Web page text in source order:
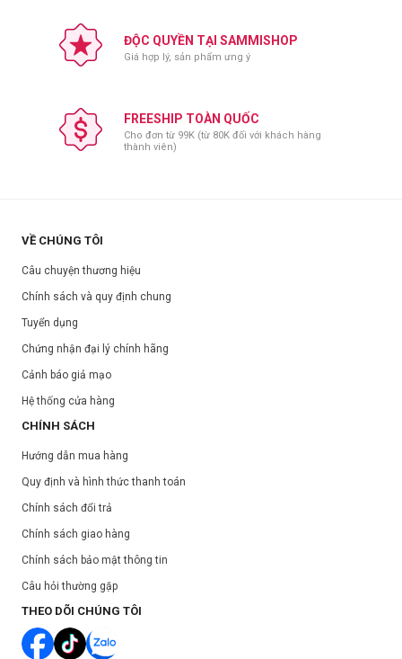
ĐỘC QUYỀN TẠI SAMMISHOP
Giá hợp lý, sản phẩm ưng ý
FREESHIP TOÀN QUỐC
Cho đơn từ 99K (từ 80K đối với khách hàng
thành viên)
VỀ CHÚNG TÔI
Câu chuyện thương hiệu
Chính sách và quy định chung
Tuyển dụng
Chứng nhận đại lý chính hãng
Cảnh báo giả mạo
Hệ thống cửa hàng
CHÍNH SÁCH
Hướng dẫn mua hàng
Quy định và hình thức thanh toán
Chính sách đổi trả
Chính sách giao hàng
Chính sách bảo mật thông tin
Câu hỏi thường gặp
THEO DÕI CHÚNG TÔI